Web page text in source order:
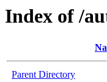
Index of /
Parent Directory